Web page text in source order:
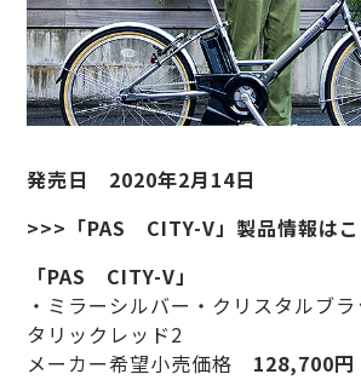
発売日 2020年2月14日
>>>「PAS CITY-V」製品情報はこ
「PAS CITY-V」
・ミラーシルバー・クリスタルブ
タリックレッド2
メーカー希望小売価格 128,700円